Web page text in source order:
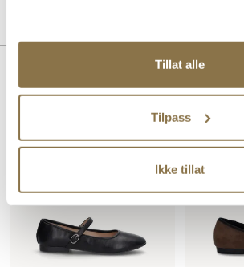
Tillat alle
Tilpass
Ikke tillat
Lignende produkter